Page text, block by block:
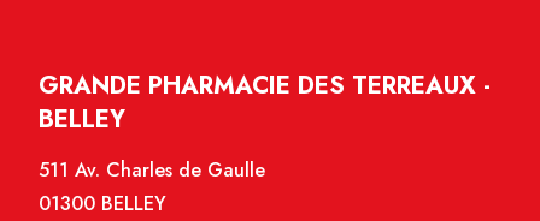
GRANDE PHARMACIE DES TERREAUX -
BELLEY
511 Av. Charles de Gaulle
01300 BELLEY